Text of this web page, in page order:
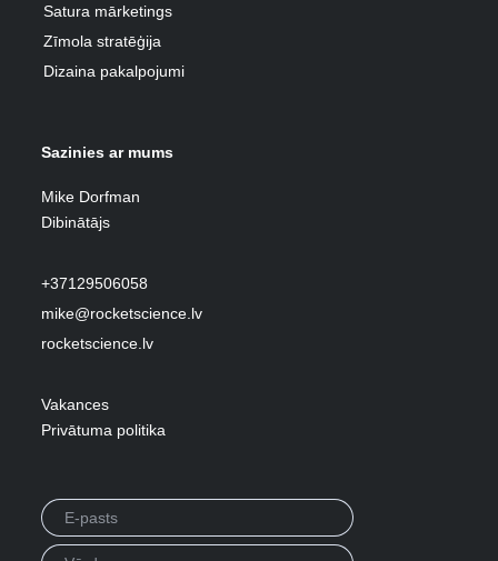
Emuārs
Satura mārketings
Zīmola stratēģija
Dizaina pakalpojumi
Sazinies ar mums
Mike Dorfman
Dibinātājs
+37129506058
mike@rocketscience.lv
rocketscience.lv
Vakances
Privātuma politika